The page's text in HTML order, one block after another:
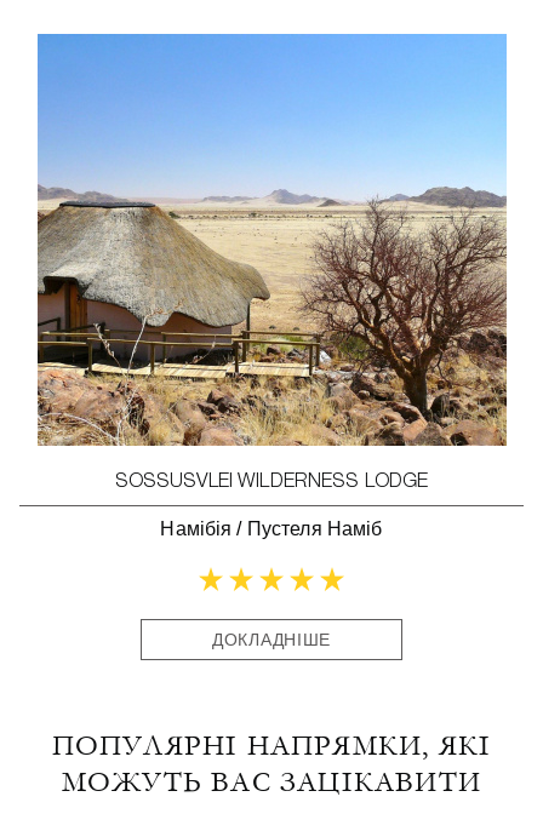
SOSSUSVLEI WILDERNESS LODGE
Намібія / Пустеля Наміб
ДОКЛАДНІШЕ
ПОПУЛЯРНІ НАПРЯМКИ, ЯКІ
МОЖУТЬ ВАС ЗАЦІКАВИТИ